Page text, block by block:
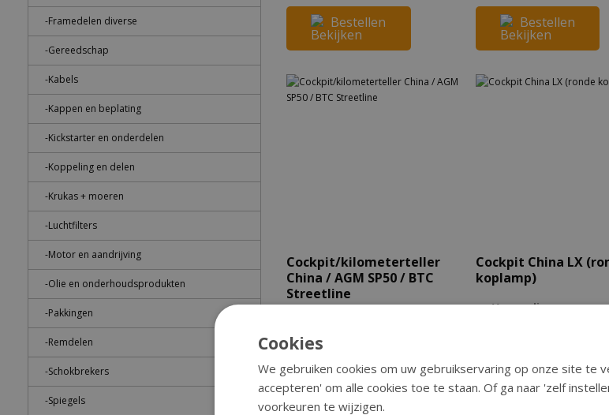
-Framedelen diverse
-Gereedschap
-Kabels
-Kappen en beplating
-Kickstarter en onderdelen
-Koppeling en delen
-Krukas + moeren
-Luchtfilters
-Motor en aandrijving
-Olie en onderhoudsprodukten
-Pakkingen
-Remdelen
-Schokbrekers
-Spiegels
Bestellen Bestellen
Cockpit/kilometerteller
China / AGM SP50 / BTC
Streetline
€33,25
Bestellen
Cockpit China LX (ronde
koplamp)
Verzending
Bestellen
Cookies
We gebruiken cookies om uw gebruikservaring op onze site te
accepteren' om alle cookies toe te staan. Of ga naar 'zelf
voorkeuren te wijzigen.